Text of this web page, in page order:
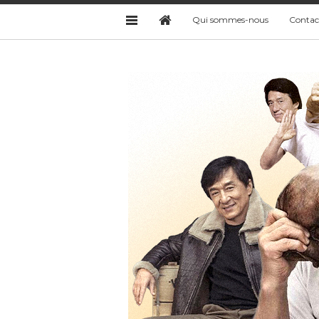
Qui sommes-nous